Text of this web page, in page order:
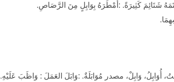
شَتَائِمَ كَثِيرَةً. :أَمْطَرَهُ بِوَابِلٍ مِنَ الرَّصَاصِ.
أُوَابِلُ، وَابِلْ، مصدر مُوَابَلَةٌ. :وَابَلَ العَمَلَ : وَاظَبَ عَلَيْهِ.